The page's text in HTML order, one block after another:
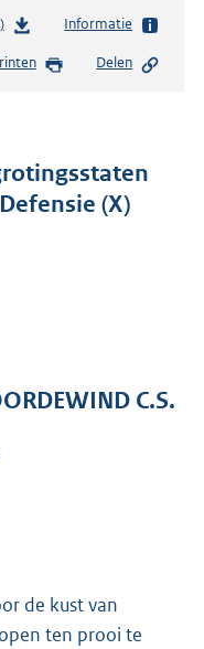
b
s
s
g
3
Informatie
Delen
(X)
C.S.
de kust van
ten prooi te